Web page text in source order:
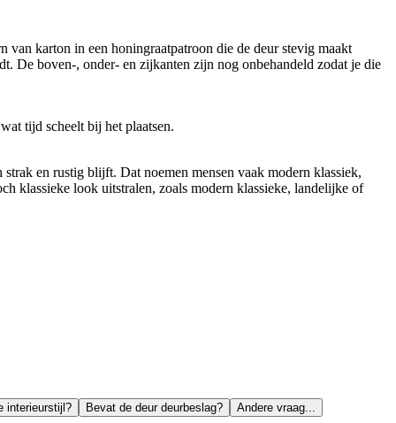
karton in een honingraatpatroon die de deur stevig maakt
De boven-, onder- en zijkanten zijn nog onbehandeld zodat je die
tijd scheelt bij het plaatsen.
en rustig blijft. Dat noemen mensen vaak modern klassiek,
klassieke look uitstralen, zoals modern klassieke, landelijke of
interieurstijl? Bevat de deur deurbeslag? Andere vraag...